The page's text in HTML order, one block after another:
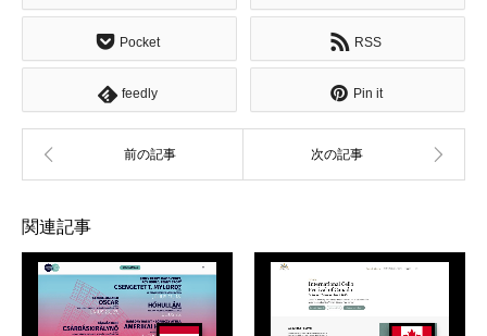
Pocket RSS
feedly Pin it
関連記事